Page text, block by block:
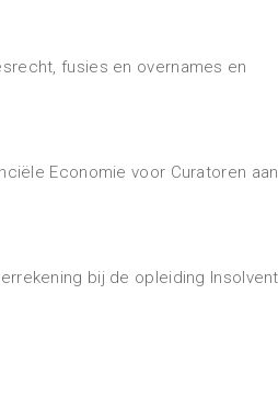
fusies en overnames en
Economie voor Curatoren aan
bij de opleiding